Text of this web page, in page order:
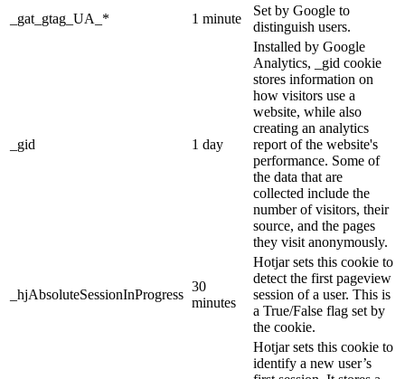
_gat_gtag_UA_*
1 minute
Set by Google to
distinguish users.
_gid 1 day
Installed by Google
Analytics, _gid cookie
stores information on
how visitors use a
website, while also
creating an analytics
report of the website's
performance. Some of
the data that are
collected include the
number of visitors, their
source, and the pages
they visit anonymously.
_hjAbsoluteSessionInProgress
30
minutes
Hotjar sets this cookie to
detect the first pageview
session of a user. This is
a True/False flag set by
the cookie.
Hotjar sets this cookie to
identify a new user’s